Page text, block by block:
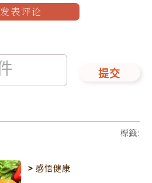
发表评论
提交
標籤:
>感悟健康